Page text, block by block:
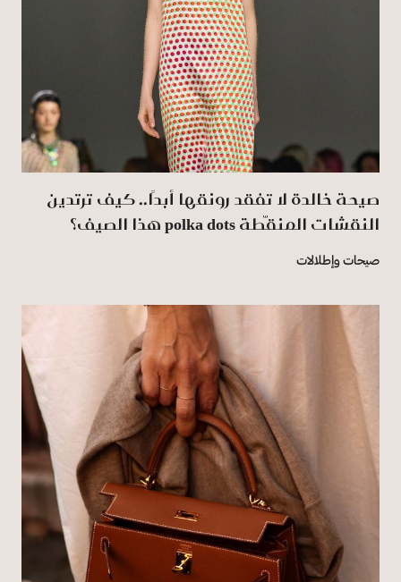
صيحة خالدة لا تفقد رونقها أبدًا.. كيف ترتدين
النقشات المنقّطة polka dots هذا الصيف؟
صيحات وإطلالات